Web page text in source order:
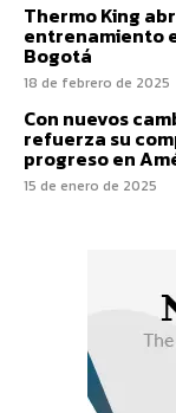
Thermo King
entrenamiento
Bogotá
18 de febrero de 2025
Con nuevos
refuerza su
progreso en
15 de enero de 2025